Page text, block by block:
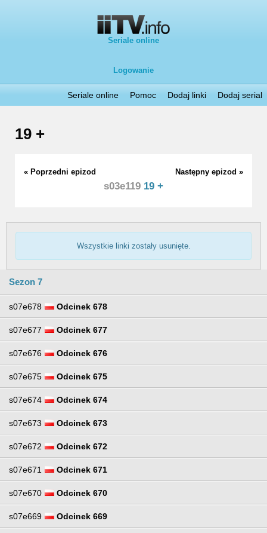
Seriale online
Logowanie
Seriale online Pomoc Dodaj linki Dodaj serial
19 +
« Poprzedni epizod Następny epizod »
s03e119 19 +
Wszystkie linki zostały usunięte.
Sezon 7
s07e678 Odcinek 678
s07e677 Odcinek 677
s07e676 Odcinek 676
s07e675 Odcinek 675
s07e674 Odcinek 674
s07e673 Odcinek 673
s07e672 Odcinek 672
s07e671 Odcinek 671
s07e670 Odcinek 670
s07e669 Odcinek 669